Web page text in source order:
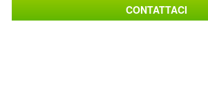
CONTATTACI